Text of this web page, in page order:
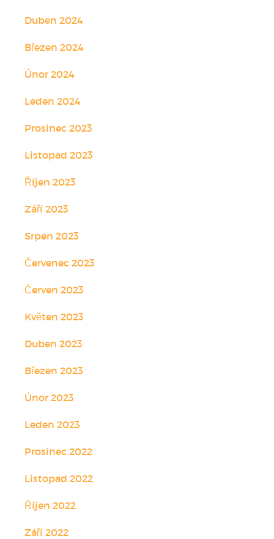
Duben 2024
Březen 2024
Únor 2024
Leden 2024
Prosinec 2023
Listopad 2023
Říjen 2023
Září 2023
Srpen 2023
Červenec 2023
Červen 2023
Květen 2023
Duben 2023
Březen 2023
Únor 2023
Leden 2023
Prosinec 2022
Listopad 2022
Říjen 2022
Září 2022